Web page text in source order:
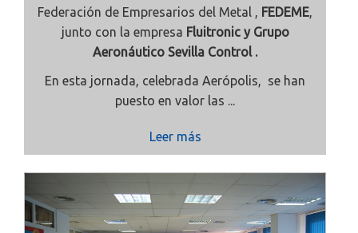
Federación de Empresarios del Metal , FEDEME,
junto con la empresa Fluitronic y Grupo
Aeronáutico Sevilla Control .
En esta jornada, celebrada Aerópolis, se han
puesto en valor las ...
Leer más